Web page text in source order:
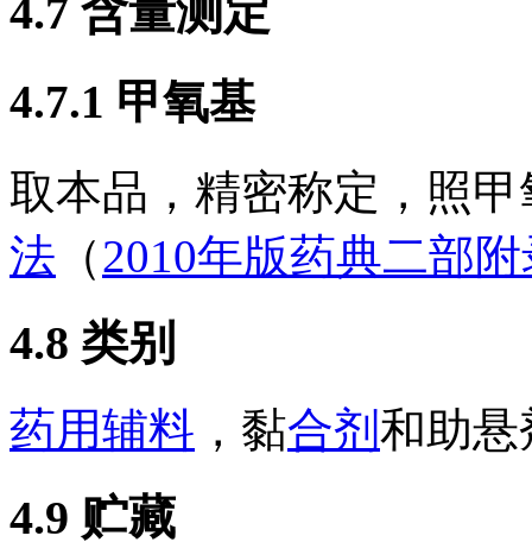
4.7 含量测定
4.7.1 甲氧基
取本品，精密称定，照
法 （2010年版药典二部
4.8 类别
药用辅料 ，黏合剂 和助悬
4.9 贮藏